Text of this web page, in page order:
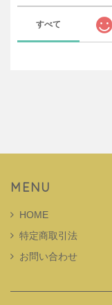
すべて
MENU
HOME
特定商取引法
お問い合わせ